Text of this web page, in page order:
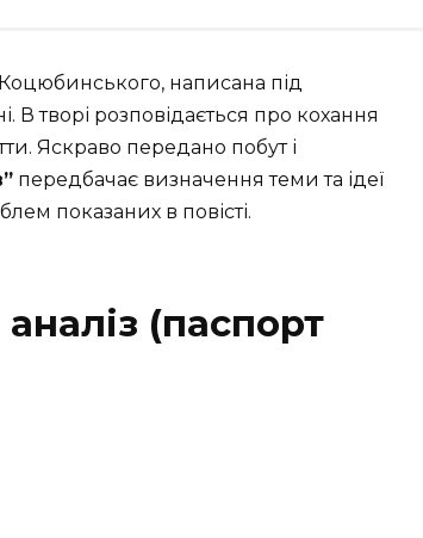
написана під
творі розповідається про кохання
Яскраво передано побут і
передбачає визначення теми та ідеї
показаних в повісті.
аналіз (паспорт